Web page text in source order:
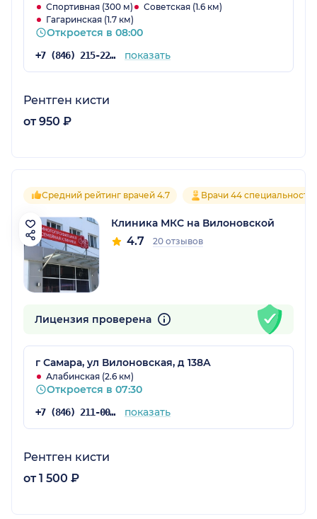
Спортивная (300 м)
Советская (1.6 км)
Гагаринская (1.7 км)
Откроется в 08:00
+7 (846) 215-22-03 показать
Рентген кисти
от 950 ₽
Средний рейтинг врачей 4.7 Врачи 44
Клиника МКС на Вилоновской
4.7 20 отзывов
Лицензия проверена
г Самара, ул Вилоновская, д 138А
Алабинская (2.6 км)
Откроется в 07:30
+7 (846) 211-00-81 показать
Рентген кисти
от 1 500 ₽